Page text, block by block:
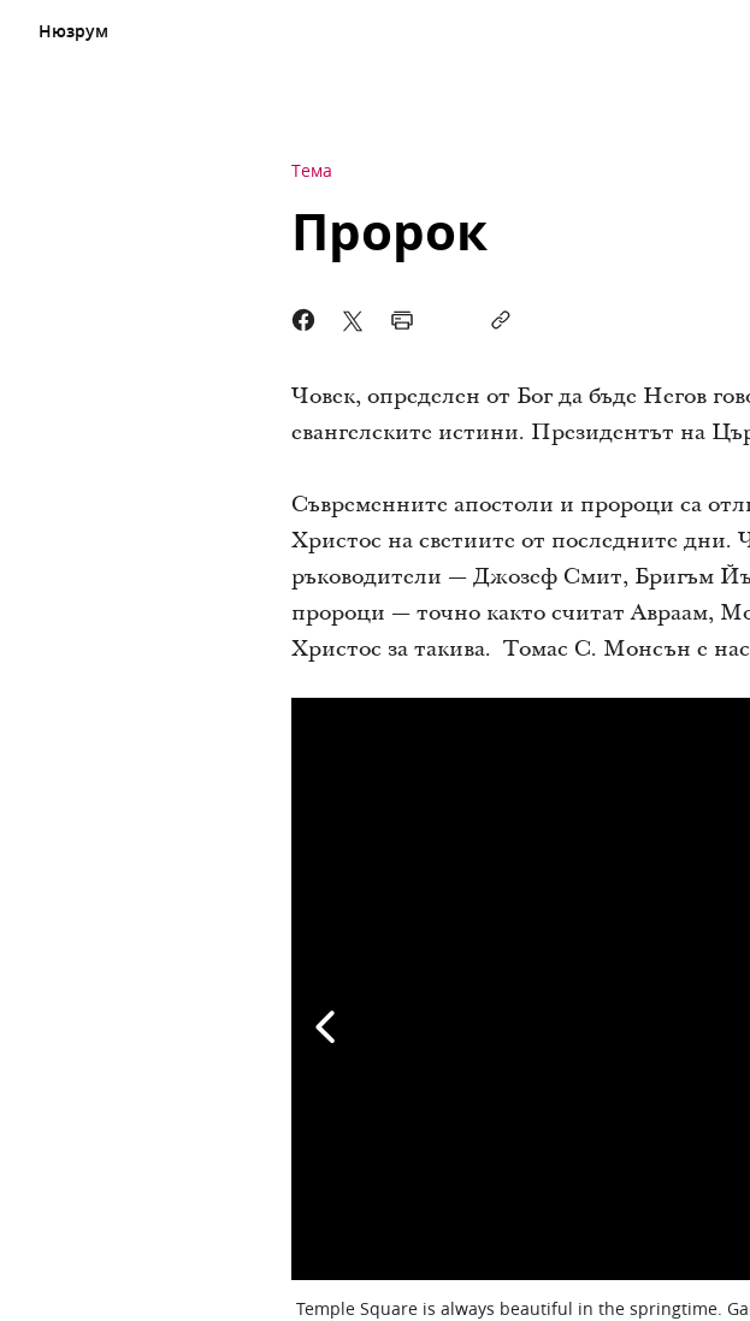
Нюзрум
Тема
Пророк
Човек, определен от Бог да бъде Негов
евангелските истини. Президентът на
Съвременните апостоли и пророци са
Христос на светиите от последните дни.
ръководители — Джозеф Смит, Бригъм
пророци — точно както считат Авраам,
Христос за такива. Томас С. Монсън е
Temple Square is always beautiful in the springtime.